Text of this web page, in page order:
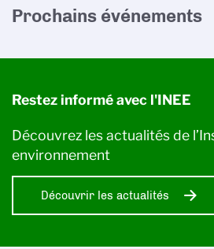
Prochains événements
Restez informé avec l'INEE
Découvrez les actualités de
environnement
Découvrir les actualités